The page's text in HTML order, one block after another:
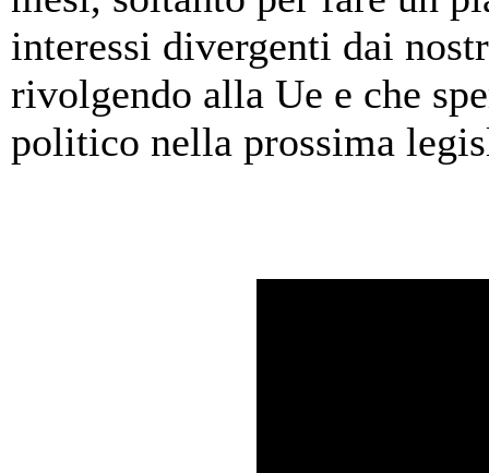
interessi divergenti dai
rivolgendo alla Ue e che
politico nella prossima